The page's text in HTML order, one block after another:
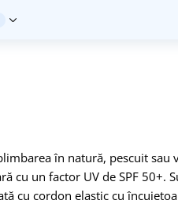
în natură, pescuit sau
cu un factor UV de SPF 50+.
cu cordon elastic cu